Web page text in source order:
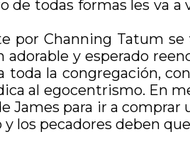
de todas formas les va a
por Channing Tatum se
adorable y esperado
toda la congregación,
al egocentrismo. En
James para ir a comprar
los pecadores deben